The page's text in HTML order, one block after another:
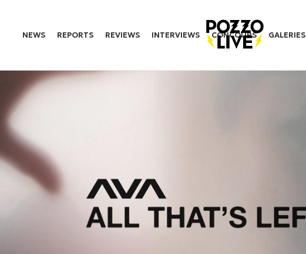
NEWS REPORTS REVIEWS INTERVIEWS CONCOURS GALERIES